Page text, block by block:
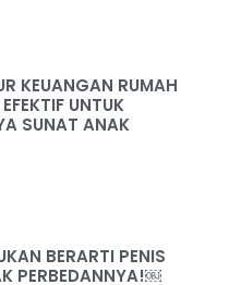
KEUANGAN RUMAH
UNTUK
SUNAT ANAK
BERARTI PENIS
PERBEDANNYA!￼